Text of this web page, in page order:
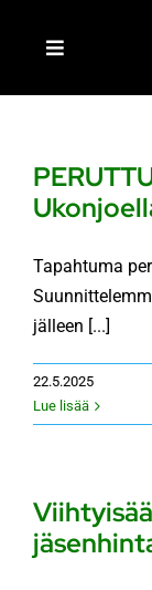
Toggle
LIITY
MEISTÄ
TOIMINTA
KÄMPÄT
Tapahtuma
jälleen [...]
22.5.2025
Lue lisää